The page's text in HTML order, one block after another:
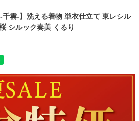
雲-】洗える着物 単衣仕立て 東レシル
シルック奏美 くるり